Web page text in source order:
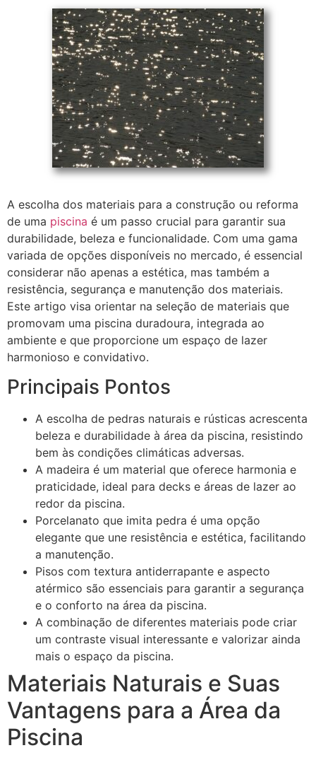
A escolha dos materiais para a construção ou reforma
de uma piscina é um passo crucial para garantir sua
durabilidade, beleza e funcionalidade. Com uma gama
variada de opções disponíveis no mercado, é essencial
considerar não apenas a estética, mas também a
resistência, segurança e manutenção dos materiais.
Este artigo visa orientar na seleção de materiais que
promovam uma piscina duradoura, integrada ao
ambiente e que proporcione um espaço de lazer
harmonioso e convidativo.
Principais Pontos
A escolha de pedras naturais e rústicas acrescenta
beleza e durabilidade à área da piscina, resistindo
bem às condições climáticas adversas.
A madeira é um material que oferece harmonia e
praticidade, ideal para decks e áreas de lazer ao
redor da piscina.
Porcelanato que imita pedra é uma opção
elegante que une resistência e estética, facilitando
a manutenção.
Pisos com textura antiderrapante e aspecto
atérmico são essenciais para garantir a segurança
e o conforto na área da piscina.
A combinação de diferentes materiais pode criar
um contraste visual interessante e valorizar ainda
mais o espaço da piscina.
Materiais Naturais e Suas
Vantagens para a Área da
Piscina